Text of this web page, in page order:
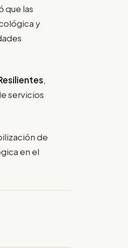
que las
y
,
servicios
de
en el